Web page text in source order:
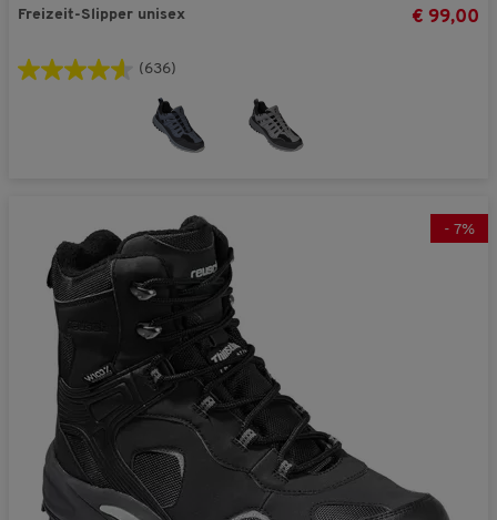
Freizeit-Slipper unisex € 99,00
(636)
- 7%